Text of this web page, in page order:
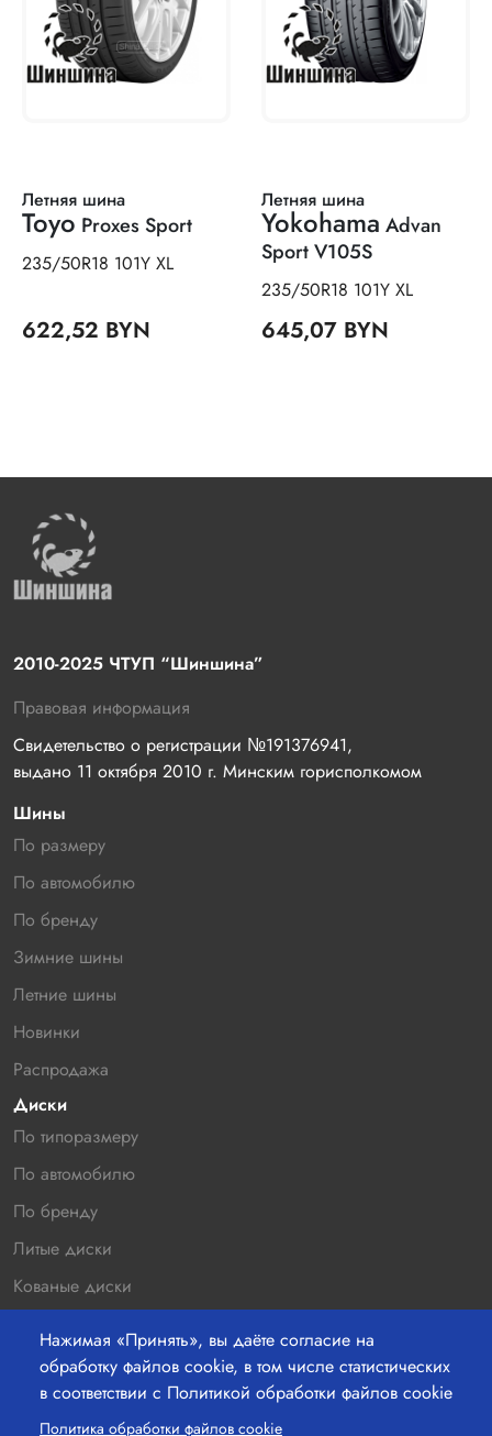
Летняя шина
Toyo Proxes Sport
235/50R18 101Y XL
622,52 BYN
Летняя шина
Yokohama Advan
Sport V105S
235/50R18 101Y XL
645,07 BYN
Нажимая «Принять», вы даёте согласие на
обработку файлов cookie, в том числе статистических
в соответствии с Политикой обработки файлов cookie
Политика обработки файлов cookie
2010-2025 ЧТУП “Шиншина”
Правовая информация
Свидетельство о регистрации №191376941,
выдано 11 октября 2010 г. Минским горисполкомом
Шины
По размеру
По автомобилю
По бренду
Зимние шины
Летние шины
Новинки
Распродажа
Диски
По типоразмеру
По автомобилю
По бренду
Литые диски
Кованые диски
Распродажа
Контакты
220036 г.Минск, Бетонный проезд 19а, офис 211